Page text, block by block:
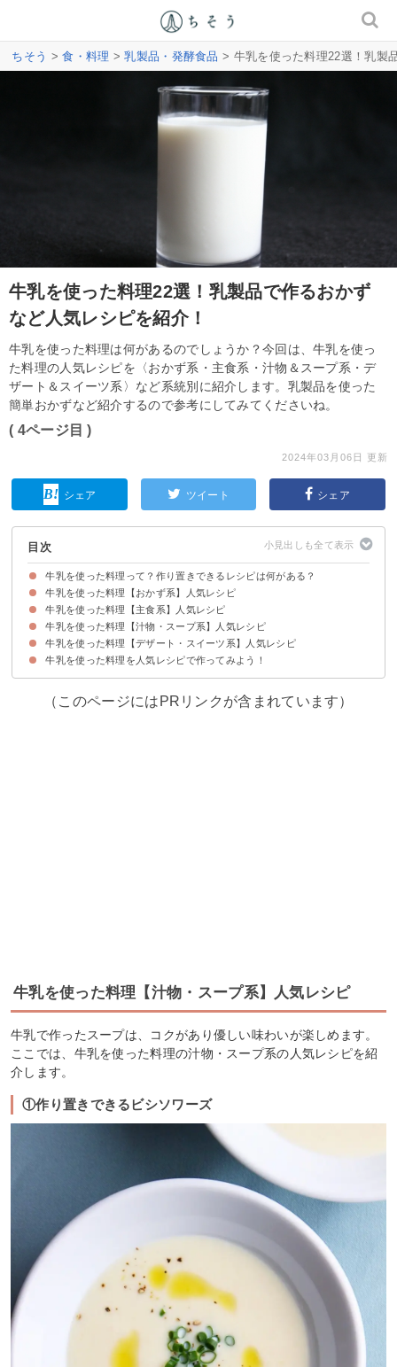
ちそう >食・料理 >乳製品・発酵食品 > 牛乳を使った料理22選！乳製
牛乳を使った料理22選！乳製品で作るおかず
など人気レシピを紹介！
牛乳を使った料理は何があるのでしょうか？今回は、牛乳を使っ
た料理の人気レシピを〈おかず系・主食系・汁物＆スープ系・デ
ザート＆スイーツ系〉など系統別に紹介します。乳製品を使った
簡単おかずなど紹介するので参考にしてみてくださいね。
( 4ページ目 )
2024年03月06日 更新
シェア ツイート シェア
目次
牛乳を使った料理って？作り置きできるレシピは何がある？
牛乳を使った料理【おかず系】人気レシピ
①鶏肉の簡単クリーム煮
②牛乳の煮込みハンバーグ
③かぼちゃの簡単ミルク煮
④牛乳入り玉子焼き
⑤牛乳とチーズの温やっこ
⑥簡単なのに本格なクリームシチュー
牛乳を使った料理【主食系】人気レシピ
①牛乳で作る簡単カルボナーラ
②簡単で美味しいマカロニグラタン
③牛乳で作る辛口担々麺
④焦がし白菜と明太子の和風クリームパスタ
⑤乳製品をたっぷり使ったちぎりパン
⑥余りご飯で作れるリゾット
⑦ほうれん草とサーモンのパスタ
牛乳を使った料理【汁物・スープ系】人気レシピ
①作り置きできるビシソワーズ
②かぼちゃとベーコンの乳製品スープ
③野菜チャウダー
④キャベツと人参の牛乳味噌汁
⑤ほうれん草の牛乳スープ
牛乳を使った料理【デザート・スイーツ系】人気レシピ
①4つの材料で作る牛乳プリン
②5分で作れるバナナと牛乳のフラン
③牛乳屋さんの牛乳寒天
④牛乳で作るイーストドーナツ
牛乳を使った料理を人気レシピで作ってみよう！
（このページにはPRリンクが含まれています）
牛乳を使った料理【汁物・スープ系】人気レシピ
牛乳で作ったスープは、コクがあり優しい味わいが楽しめます。
ここでは、牛乳を使った料理の汁物・スープ系の人気レシピを紹
介します。
①作り置きできるビシソワーズ